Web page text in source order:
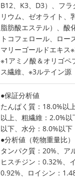
B12、K3、D3）、フ
リウム、ゼオライト、
脂肪酸エステル）、酸
トコフェロール、ロー
マリーゴールドエキス
※1アミノ酸＆オリゴペ
ス繊維、※3ルテイン源
●保証分析値
たんぱく質：18.0%以
以上、粗繊維：2.0%
以下、水分：8.0%以下
●分析値（乾物重量比）
タンパク質：20%、ア
ヒスチジン：0.32%、
0.92%、ロイシン：